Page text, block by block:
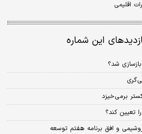
اقلیمی
این شماره
شد؟
برمی‌خیزد
تعیین کند؟
و افق برنامه هفتم توسعه